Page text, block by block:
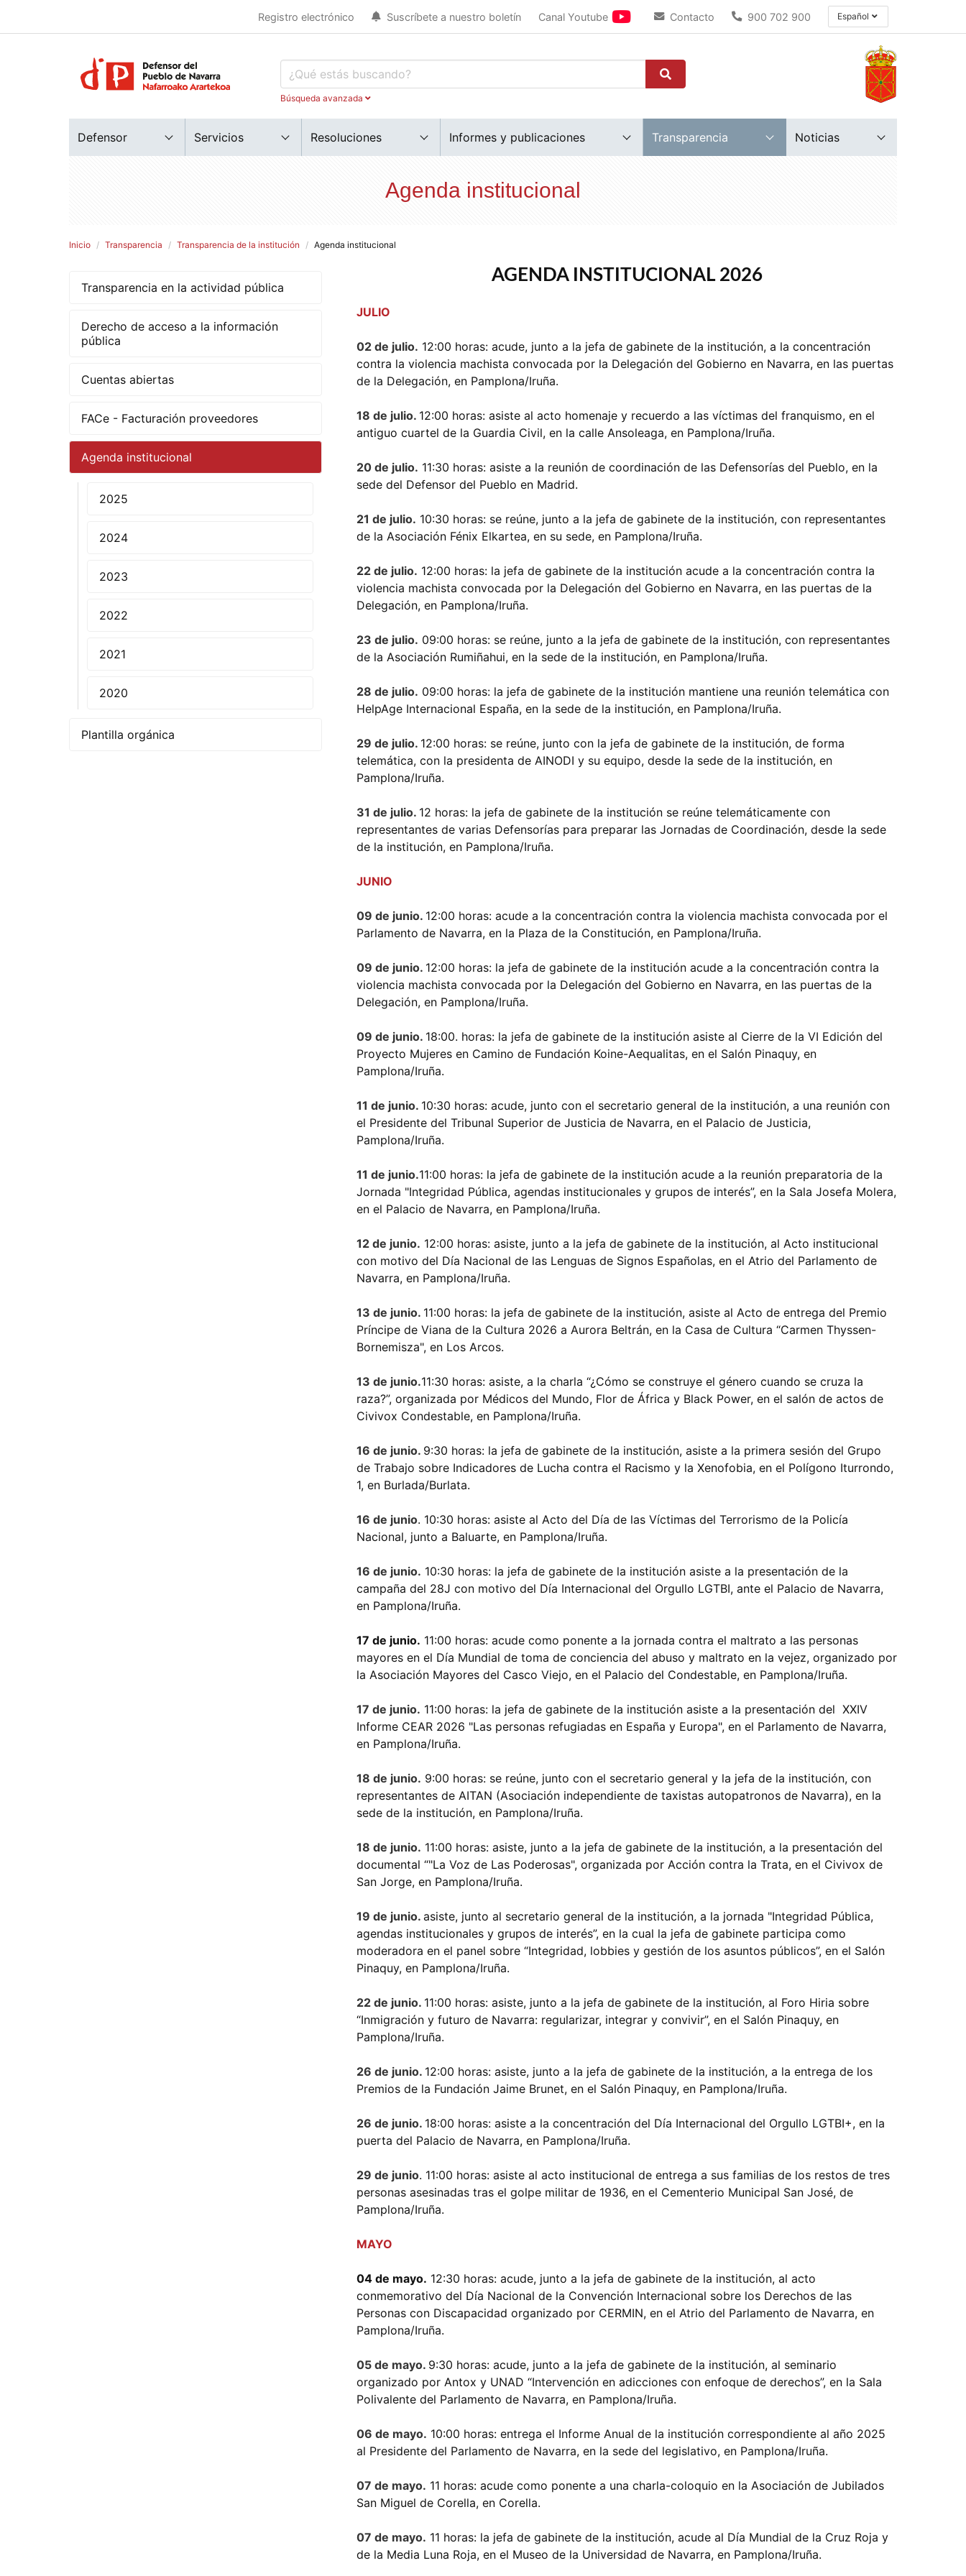
Registro electrónico Suscríbete a nuestro boletín Canal Youtube Contacto 900 702 900 Español
Búsqueda avanzada
Defensor Servicios Resoluciones Informes y publicaciones Transparencia Noticias
Agenda institucional
Inicio Transparencia Transparencia de la institución Agenda institucional
Transparencia en la actividad pública
Derecho de acceso a la información
pública
Cuentas abiertas
FACe - Facturación proveedores
Agenda institucional
2025
2024
2023
2022
2021
2020
Plantilla orgánica
AGENDA INSTITUCIONAL 2026
JULIO
02 de julio. 12:00 horas: acude, junto a la jefa de gabinete de la institución, a la concentración
contra la violencia machista convocada por la Delegación del Gobierno en Navarra, en las puertas
de la Delegación, en Pamplona/Iruña.
18 de julio. 12:00 horas: asiste al acto homenaje y recuerdo a las víctimas del franquismo, en el
antiguo cuartel de la Guardia Civil, en la calle Ansoleaga, en Pamplona/Iruña.
20 de julio. 11:30 horas: asiste a la reunión de coordinación de las Defensorías del Pueblo, en la
sede del Defensor del Pueblo en Madrid.
21 de julio. 10:30 horas: se reúne, junto a la jefa de gabinete de la institución, con representantes
de la Asociación Fénix Elkartea, en su sede, en Pamplona/Iruña.
22 de julio. 12:00 horas: la jefa de gabinete de la institución acude a la concentración contra la
violencia machista convocada por la Delegación del Gobierno en Navarra, en las puertas de la
Delegación, en Pamplona/Iruña.
23 de julio. 09:00 horas: se reúne, junto a la jefa de gabinete de la institución, con representantes
de la Asociación Rumiñahui, en la sede de la institución, en Pamplona/Iruña.
28 de julio. 09:00 horas: la jefa de gabinete de la institución mantiene una reunión telemática con
HelpAge Internacional España, en la sede de la institución, en Pamplona/Iruña.
29 de julio. 12:00 horas: se reúne, junto con la jefa de gabinete de la institución, de forma
telemática, con la presidenta de AINODI y su equipo, desde la sede de la institución, en
Pamplona/Iruña.
31 de julio. 12 horas: la jefa de gabinete de la institución se reúne telemáticamente con
representantes de varias Defensorías para preparar las Jornadas de Coordinación, desde la sede
de la institución, en Pamplona/Iruña.
JUNIO
09 de junio. 12:00 horas: acude a la concentración contra la violencia machista convocada por el
Parlamento de Navarra, en la Plaza de la Constitución, en Pamplona/Iruña.
09 de junio. 12:00 horas: la jefa de gabinete de la institución acude a la concentración contra la
violencia machista convocada por la Delegación del Gobierno en Navarra, en las puertas de la
Delegación, en Pamplona/Iruña.
09 de junio. 18:00. horas: la jefa de gabinete de la institución asiste al Cierre de la VI Edición del
Proyecto Mujeres en Camino de Fundación Koine-Aequalitas, en el Salón Pinaquy, en
Pamplona/Iruña.
11 de junio. 10:30 horas: acude, junto con el secretario general de la institución, a una reunión con
el Presidente del Tribunal Superior de Justicia de Navarra, en el Palacio de Justicia,
Pamplona/Iruña.
11 de junio.11:00 horas: la jefa de gabinete de la institución acude a la reunión preparatoria de la
Jornada "Integridad Pública, agendas institucionales y grupos de interés”, en la Sala Josefa Molera,
en el Palacio de Navarra, en Pamplona/Iruña.
12 de junio. 12:00 horas: asiste, junto a la jefa de gabinete de la institución, al Acto institucional
con motivo del Día Nacional de las Lenguas de Signos Españolas, en el Atrio del Parlamento de
Navarra, en Pamplona/Iruña.
13 de junio. 11:00 horas: la jefa de gabinete de la institución, asiste al Acto de entrega del Premio
Príncipe de Viana de la Cultura 2026 a Aurora Beltrán, en la Casa de Cultura “Carmen Thyssen-
Bornemisza", en Los Arcos.
13 de junio.11:30 horas: asiste, a la charla “¿Cómo se construye el género cuando se cruza la
raza?”, organizada por Médicos del Mundo, Flor de África y Black Power, en el salón de actos de
Civivox Condestable, en Pamplona/Iruña.
16 de junio. 9:30 horas: la jefa de gabinete de la institución, asiste a la primera sesión del Grupo
de Trabajo sobre Indicadores de Lucha contra el Racismo y la Xenofobia, en el Polígono Iturrondo,
1, en Burlada/Burlata.
16 de junio. 10:30 horas: asiste al Acto del Día de las Víctimas del Terrorismo de la Policía
Nacional, junto a Baluarte, en Pamplona/Iruña.
16 de junio. 10:30 horas: la jefa de gabinete de la institución asiste a la presentación de la
campaña del 28J con motivo del Día Internacional del Orgullo LGTBI, ante el Palacio de Navarra,
en Pamplona/Iruña.
17 de junio. 11:00 horas: acude como ponente a la jornada contra el maltrato a las personas
mayores en el Día Mundial de toma de conciencia del abuso y maltrato en la vejez, organizado por
la Asociación Mayores del Casco Viejo, en el Palacio del Condestable, en Pamplona/Iruña.
17 de junio. 11:00 horas: la jefa de gabinete de la institución asiste a la presentación del XXIV
Informe CEAR 2026 "Las personas refugiadas en España y Europa", en el Parlamento de Navarra,
en Pamplona/Iruña.
18 de junio. 9:00 horas: se reúne, junto con el secretario general y la jefa de la institución, con
representantes de AITAN (Asociación independiente de taxistas autopatronos de Navarra), en la
sede de la institución, en Pamplona/Iruña.
18 de junio. 11:00 horas: asiste, junto a la jefa de gabinete de la institución, a la presentación del
documental “"La Voz de Las Poderosas", organizada por Acción contra la Trata, en el Civivox de
San Jorge, en Pamplona/Iruña.
19 de junio. asiste, junto al secretario general de la institución, a la jornada "Integridad Pública,
agendas institucionales y grupos de interés”, en la cual la jefa de gabinete participa como
moderadora en el panel sobre “Integridad, lobbies y gestión de los asuntos públicos”, en el Salón
Pinaquy, en Pamplona/Iruña.
22 de junio. 11:00 horas: asiste, junto a la jefa de gabinete de la institución, al Foro Hiria sobre
“Inmigración y futuro de Navarra: regularizar, integrar y convivir”, en el Salón Pinaquy, en
Pamplona/Iruña.
26 de junio. 12:00 horas: asiste, junto a la jefa de gabinete de la institución, a la entrega de los
Premios de la Fundación Jaime Brunet, en el Salón Pinaquy, en Pamplona/Iruña.
26 de junio. 18:00 horas: asiste a la concentración del Día Internacional del Orgullo LGTBI+, en la
puerta del Palacio de Navarra, en Pamplona/Iruña.
29 de junio. 11:00 horas: asiste al acto institucional de entrega a sus familias de los restos de tres
personas asesinadas tras el golpe militar de 1936, en el Cementerio Municipal San José, de
Pamplona/Iruña.
MAYO
04 de mayo. 12:30 horas: acude, junto a la jefa de gabinete de la institución, al acto
conmemorativo del Día Nacional de la Convención Internacional sobre los Derechos de las
Personas con Discapacidad organizado por CERMIN, en el Atrio del Parlamento de Navarra, en
Pamplona/Iruña.
05 de mayo. 9:30 horas: acude, junto a la jefa de gabinete de la institución, al seminario
organizado por Antox y UNAD “Intervención en adicciones con enfoque de derechos”, en la Sala
Polivalente del Parlamento de Navarra, en Pamplona/Iruña.
06 de mayo. 10:00 horas: entrega el Informe Anual de la institución correspondiente al año 2025
al Presidente del Parlamento de Navarra, en la sede del legislativo, en Pamplona/Iruña.
07 de mayo. 11 horas: acude como ponente a una charla-coloquio en la Asociación de Jubilados
San Miguel de Corella, en Corella.
07 de mayo. 11 horas: la jefa de gabinete de la institución, acude al Día Mundial de la Cruz Roja y
de la Media Luna Roja, en el Museo de la Universidad de Navarra, en Pamplona/Iruña.